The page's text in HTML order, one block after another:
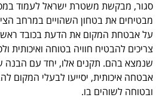
סגור, מבקשת משטרת ישראל לעמוד
מבטיחים את בטחון השהויים במרחב
על אבטחת המקום את הדעת בכובד
צריכים להבטיח חוויה בטוחה ואיכותית
שנמצא בהם. תקנים אלו, יחד עם
אבטחה איכותית, יסייעו לבעלי המקום
ובטוחה לשוהים בו.